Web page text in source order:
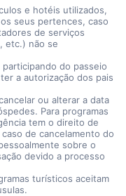
e hotéis utilizados,
seus pertences, caso
de serviços
etc.) não se
do passeio
a autorização dos pais
ou alterar a data
Para programas
tem o direito de
de cancelamento do
sobre o
devido a processo
turísticos aceitam